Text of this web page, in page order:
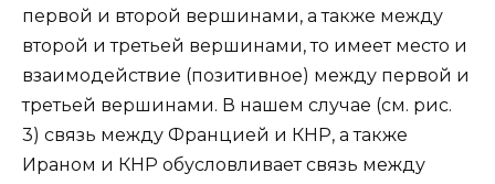
первой и второй вершинами, а также между
второй и третьей вершинами, то имеет место и
взаимодействие (позитивное) между первой и
третьей вершинами. В нашем случае (см. рис.
3) связь между Францией и КНР, а также
Ираном и КНР обусловливает связь между